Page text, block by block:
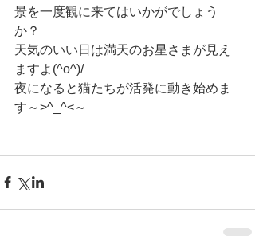
景を一度観に来てはいかがでしょう
か？
天気のいい日は満天のお星さまが見え
ますよ(^o^)/
夜になると猫たちが活発に動き始めま
す～>^_^<～